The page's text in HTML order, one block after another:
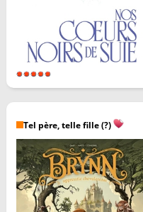
Tel père, telle fille (?)